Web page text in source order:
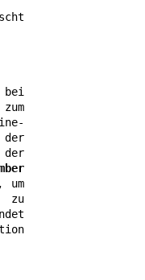
bei
der
um
zu